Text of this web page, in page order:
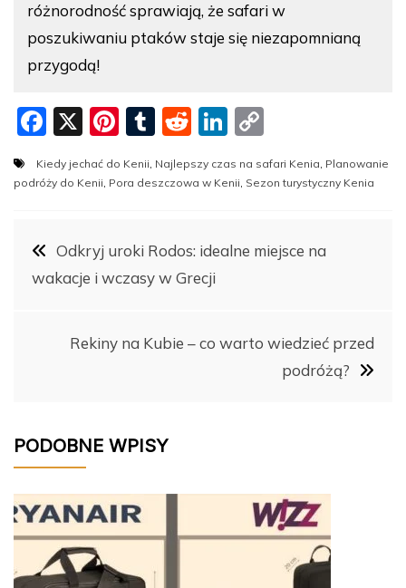
różnorodność sprawiają, że safari w
poszukiwaniu ptaków staje się niezapomnianą
przygodą!
F
a
c
b
o
o
X
Pi
nt
er
st
T
u
m
r
R
d
t
Li
k
dI
n
o
p
Li
n
Kiedy jechać do Kenii, Najlepszy czas na safari Kenia, Planowanie
podróży do Kenii, Pora deszczowa w Kenii, Sezon turystyczny Kenia
Nawigacja
Odkryj uroki Rodos: idealne miejsce na
wakacje i wczasy w Grecji
Rekiny na Kubie – co warto wiedzieć przed
podróżą?
PODOBNE WPISY